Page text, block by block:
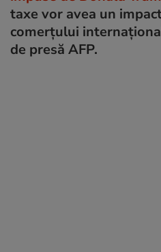
taxe vor avea un
comerțului
de presă AFP.